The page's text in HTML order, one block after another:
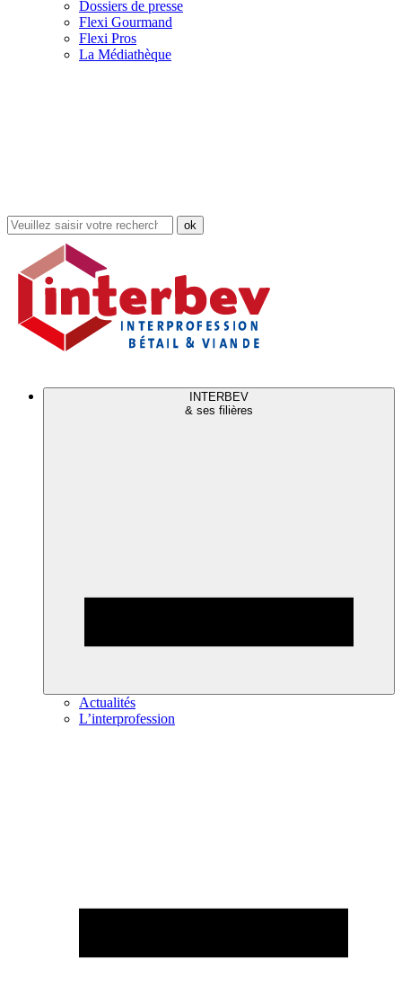
Dossiers de presse
Flexi Gourmand
Flexi Pros
La Médiathèque
Rechercher
dans
site
INTERBEV
& ses filières
Actualités
L’interprofession